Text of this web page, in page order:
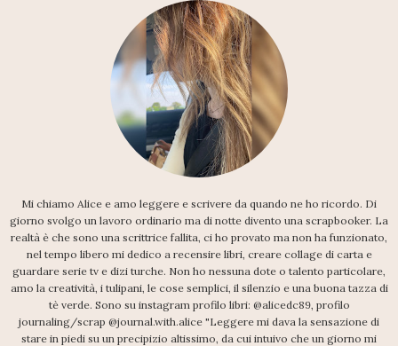
Mi chiamo Alice e amo leggere e scrivere da quando ne ho ricordo. Di
giorno svolgo un lavoro ordinario ma di notte divento una scrapbooker. La
realtà è che sono una scrittrice fallita, ci ho provato ma non ha funzionato,
nel tempo libero mi dedico a recensire libri, creare collage di carta e
guardare serie tv e dizi turche. Non ho nessuna dote o talento particolare,
amo la creatività, i tulipani, le cose semplici, il silenzio e una buona tazza di
tè verde. Sono su instagram profilo libri: @alicedc89, profilo
journaling/scrap @journal.with.alice "Leggere mi dava la sensazione di
stare in piedi su un precipizio altissimo, da cui intuivo che un giorno mi